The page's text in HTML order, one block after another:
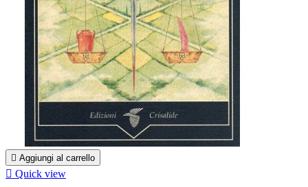
 Aggiungi al carrello
 Quick view